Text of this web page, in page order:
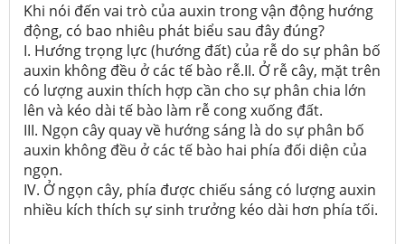
Khi nói đến vai trò của auxin trong vận động hướng
động, có bao nhiêu phát biểu sau đây đúng?
I. Hướng trọng lực (hướng đất) của rễ do sự phân bố
auxin không đều ở các tế bào rễ.II. Ở rễ cây, mặt trên
có lượng auxin thích hợp cần cho sự phân chia lớn
lên và kéo dài tế bào làm rễ cong xuống đất.
III. Ngọn cây quay về hướng sáng là do sự phân bố
auxin không đều ở các tế bào hai phía đối diện của
ngọn.
IV. Ở ngọn cây, phía được chiếu sáng có lượng auxin
nhiều kích thích sự sinh trưởng kéo dài hơn phía tối.